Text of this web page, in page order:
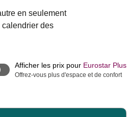
en seulement
calendrier des
Afficher les prix pour Eurostar Plus
Offrez-vous plus d'espace et de confort